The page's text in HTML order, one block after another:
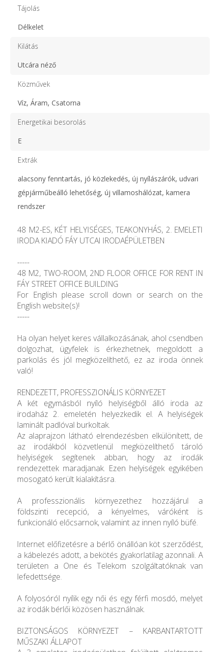
Tájolás
Délkelet
Kilátás
Utcára néző
Közművek
Víz, Áram, Csatorna
Energetikai besorolás
E
Extrák
alacsony fenntartás, jó közlekedés, új nyílászárók, udvari
gépjárműbeálló lehetőség, új villamoshálózat, kamera
rendszer
48 M2-ES, KÉT HELYISÉGES, TEAKONYHÁS, 2. EMELETI
IRODA KIADÓ FÁY UTCAI IRODAÉPÜLETBEN
-----
48 M2, TWO-ROOM, 2ND FLOOR OFFICE FOR RENT IN
FÁY STREET OFFICE BUILDING
For English please scroll down or search on the
English website(s)!
-----
Ha olyan helyet keres vállalkozásának, ahol csendben
dolgozhat, ügyfelek is érkezhetnek, megoldott a
parkolás és jól megközelíthető, ez az iroda önnek
való!
RENDEZETT, PROFESSZIONÁLIS KÖRNYEZET
A két egymásból nyíló helyiségből álló iroda az
irodaház 2. emeletén helyezkedik el. A helyiségek
laminált padlóval burkoltak.
Az alaprajzon látható elrendezésben elkülönített, de
az irodákból közvetlenül megközelíthető tároló
helyiségek segítenek abban, hogy az irodák
rendezettek maradjanak. Ezen helyiségek egyikében
mosogató került kialakításra.
A professzionális környezethez hozzájárul a
földszinti recepció, a kényelmes, váróként is
funkcionáló előcsarnok, valamint az innen nyíló büfé.
Internet előfizetésre a bérlő önállóan köt szerződést,
a kábelezés adott, a bekötés gyakorlatilag azonnali. A
területen a One és Telekom szolgáltatóknak van
lefedettsége.
A folyosóról nyílik egy női és egy férfi mosdó, melyet
az irodák bérlői közösen használnak.
BIZTONSÁGOS KÖRNYEZET – KARBANTARTOTT
MŰSZAKI ÁLLAPOT